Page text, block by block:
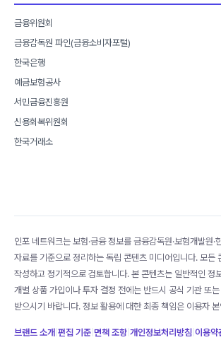
금융위원회
금융감독원 파인(금융소비자포털)
한국은행
예금보험공사
서민금융진흥원
신용회복위원회
한국거래소
인포 네트워크는 보험·금융 정보를 금융감독원·보험개발원·
자료를 기준으로 정리하는 독립 콘텐츠 미디어입니다. 모든
작성하고 정기적으로 검토합니다. 본 콘텐츠는 일반적인 정
개별 상품 가입이나 투자 결정 전에는 반드시 공식 기관 또
받으시기 바랍니다. 정보 활용에 대한 최종 책임은 이용자
브랜드 소개 편집 기준 면책 조항 개인정보처리방침 이용약